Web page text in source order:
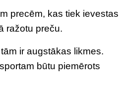
precēm, kas tiek ievestas
ražotu preču.
ir augstākas likmes.
būtu piemērots